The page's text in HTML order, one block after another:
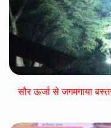
सौर ऊर्जा से जगमगाया